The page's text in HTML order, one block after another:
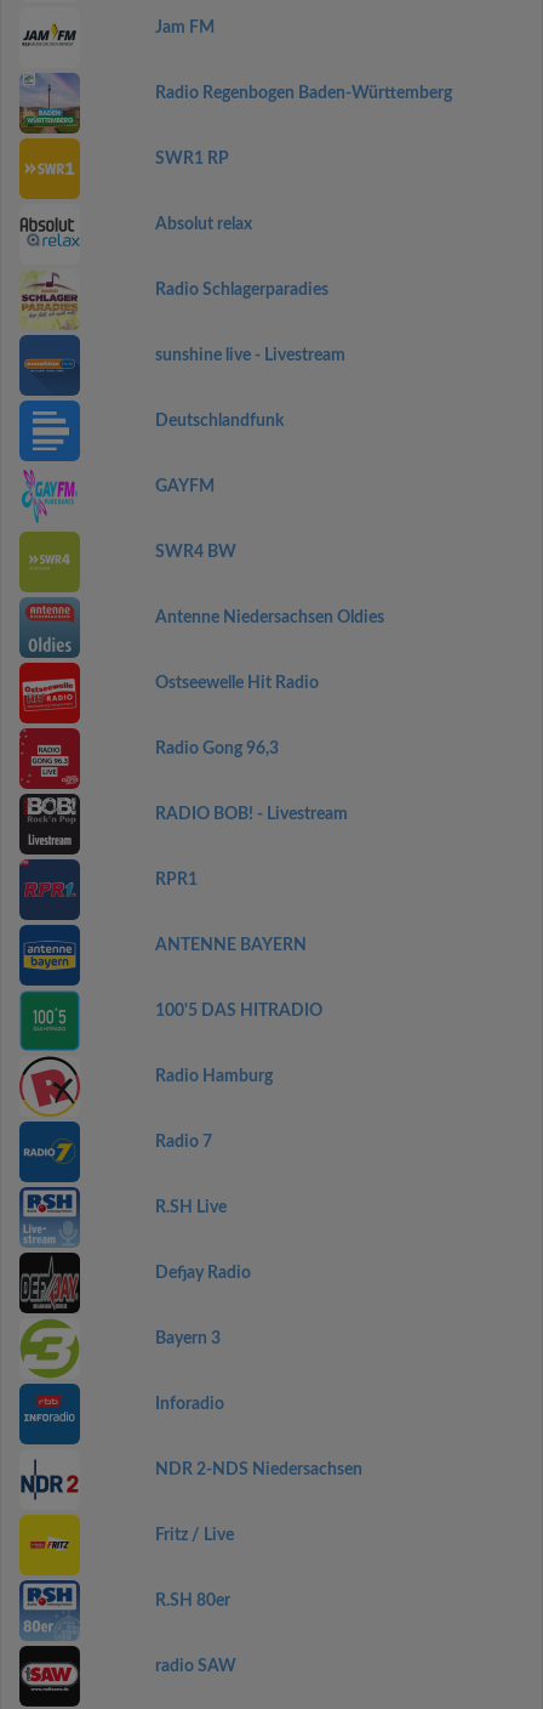
Jam FM
Radio Regenbogen Baden-Württemberg
SWR1 RP
Absolut relax
Radio Schlagerparadies
sunshine live - Livestream
Deutschlandfunk
GAYFM
SWR4 BW
Antenne Niedersachsen Oldies
Ostseewelle Hit Radio
Radio Gong 96,3
RADIO BOB! - Livestream
RPR1
ANTENNE BAYERN
100'5 DAS HITRADIO
Radio Hamburg
Radio 7
R.SH Live
Defjay Radio
Bayern 3
Inforadio
NDR 2-NDS Niedersachsen
Fritz / Live
R.SH 80er
radio SAW